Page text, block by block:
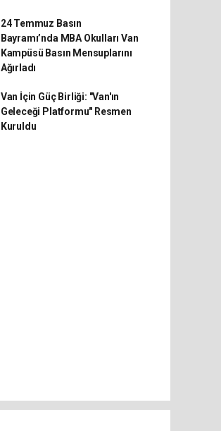
24 Temmuz Basın
Bayramı’nda MBA Okulları Van
Kampüsü Basın Mensuplarını
Ağırladı
Van İçin Güç Birliği: "Van'ın
Geleceği Platformu" Resmen
Kuruldu